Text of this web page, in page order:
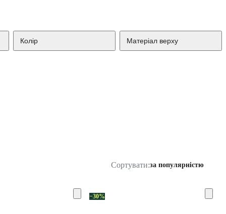
Колір Матеріал верху
Сортувати:за популярністю
−30%